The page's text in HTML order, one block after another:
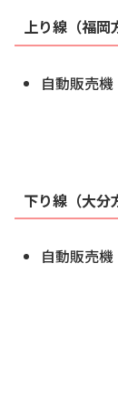
上り線（福岡
自動販売機
下り線（大分
自動販売機